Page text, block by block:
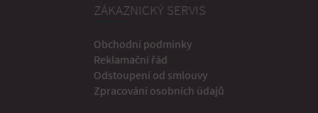
ZÁKAZNICKÝ SERVIS
Obchodní podmínky
Reklamační řád
Odstoupení od smlouvy
Zpracování osobních údajů